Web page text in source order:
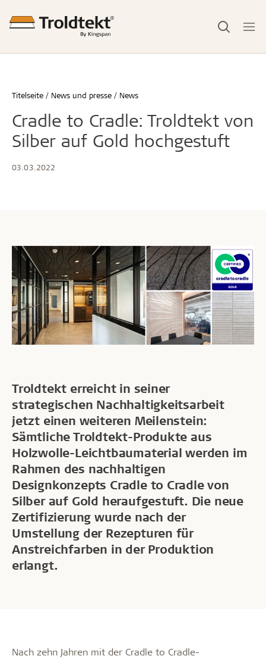
Titelseite News und presse News
Cradle to Cradle: Troldtekt von
Silber auf Gold hochgestuft
03.03.2022
Troldtekt erreicht in seiner
strategischen Nachhaltigkeitsarbeit
jetzt einen weiteren Meilenstein:
Sämtliche Troldtekt-Produkte aus
Holzwolle-Leichtbaumaterial werden im
Rahmen des nachhaltigen
Designkonzepts Cradle to Cradle von
Silber auf Gold heraufgestuft. Die neue
Zertifizierung wurde nach der
Umstellung der Rezepturen für
Anstreichfarben in der Produktion
erlangt.
Nach zehn Jahren mit der Cradle to Cradle-